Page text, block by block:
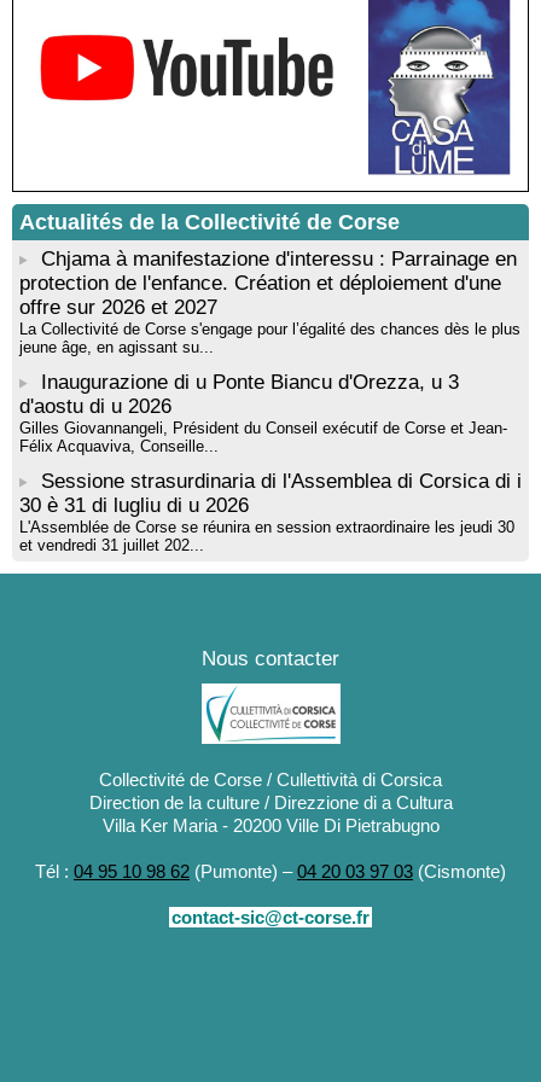
Mise en musique d’un livre jeunesse par Annik Meschinet,
musicienne pédagogue : Ateliers d’expression sonore, vocale,
rythmique et corporelle - Mediateca territuriale di Santa Lucia di
Tallà
! Événement reporté ! Cycle de conférences peinture animé
par Alexandre Dominati - Mediateca territuriale di Santa Lucia di
Actualités de la Collectivité de Corse
Chjama à manifestazione d'interessu : Parrainage en
protection de l'enfance. Création et déploiement d'une
offre sur 2026 et 2027
La Collectivité de Corse s'engage pour l’égalité des chances dès le plus
jeune âge, en agissant su...
Inaugurazione di u Ponte Biancu d'Orezza, u 3
d'aostu di u 2026
Gilles Giovannangeli, Président du Conseil exécutif de Corse et Jean-
Félix Acquaviva, Conseille...
Sessione strasurdinaria di l'Assemblea di Corsica di i
30 è 31 di lugliu di u 2026
L'Assemblée de Corse se réunira en session extraordinaire les jeudi 30
et vendredi 31 juillet 202...
Nous contacter
Collectivité de Corse / Cullettività di Corsica
Direction de la culture / Direzzione di a Cultura
Villa Ker Maria - 20200 Ville Di Pietrabugno
Tél : 04 95 10 98 62 (Pumonte) –04 20 03 97 03 (Cismonte)
contact-sic@ct-corse.fr